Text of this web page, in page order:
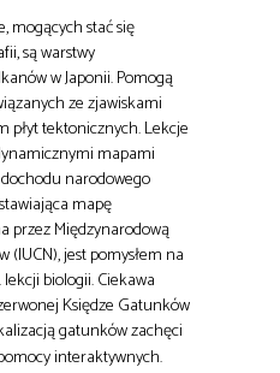
mogących stać się
są warstwy
w Japonii. Pomogą
ze zjawiskami
płyt tektonicznych. Lekcje
mapami
narodowego
mapę
przez Międzynarodową
(IUCN), jest pomysłem na
biologii. Ciekawa
Księdze Gatunków
gatunków zachęci
interaktywnych.